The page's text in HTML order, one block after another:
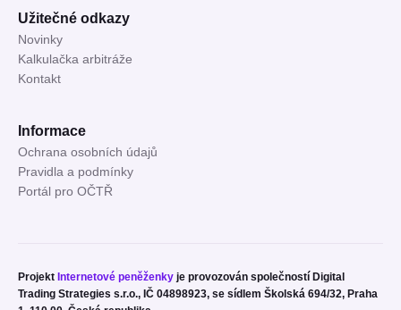
Užitečné odkazy
Novinky
Kalkulačka arbitráže
Kontakt
Informace
Ochrana osobních údajů
Pravidla a podmínky
Portál pro OČTŘ
Projekt Internetové peněženky je provozován společností Digital
Trading Strategies s.r.o., IČ 04898923, se sídlem Školská 694/32, Praha